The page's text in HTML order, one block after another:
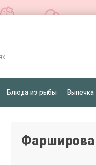
Блюда из рыбы Выпечка